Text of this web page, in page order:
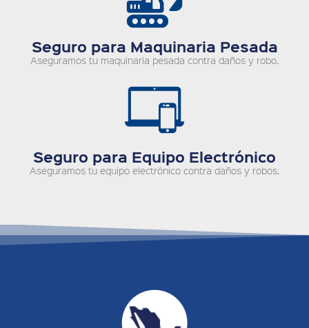
Seguro para Maquinaria Pesada
Aseguramos tu maquinaria pesada contra daños y robo.
Seguro para Equipo Electrónico
Aseguramos tu equipo electrónico contra daños y robos.